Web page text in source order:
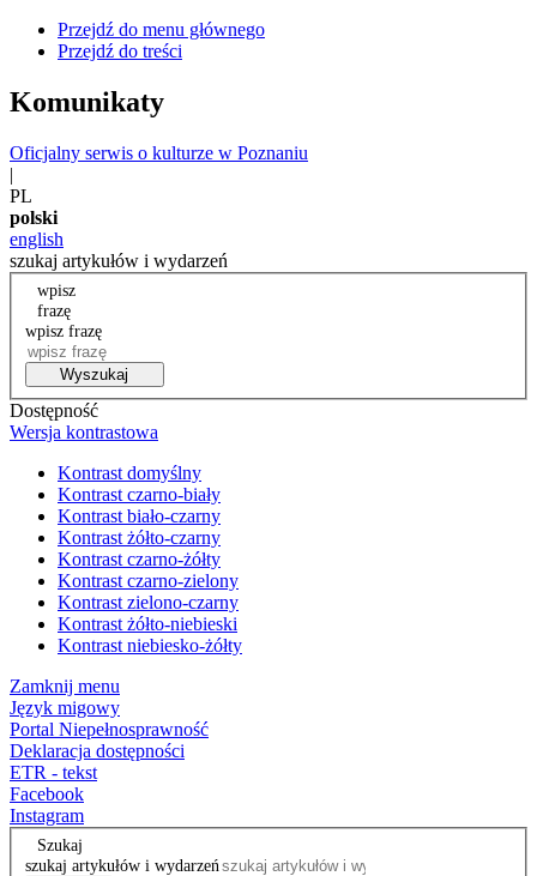
Przejdź do menu głównego
Przejdź do treści
Komunikaty
Oficjalny serwis o kulturze w Poznaniu
|
PL
polski
english
szukaj artykułów i wydarzeń
wpisz
frazę
wpisz frazę
Wyszukaj
Dostępność
Wersja kontrastowa
Kontrast domyślny
Kontrast czarno-biały
Kontrast biało-czarny
Kontrast żółto-czarny
Kontrast czarno-żółty
Kontrast czarno-zielony
Kontrast zielono-czarny
Kontrast żółto-niebieski
Kontrast niebiesko-żółty
Zamknij menu
Język migowy
Portal Niepełnosprawność
Deklaracja dostępności
ETR - tekst
Facebook
Instagram
Szukaj
szukaj artykułów i wydarzeń